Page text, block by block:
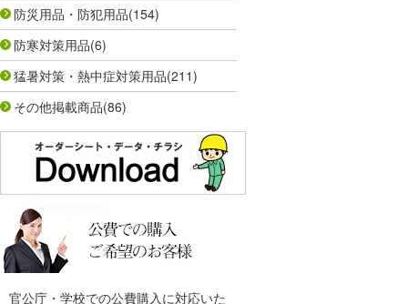
防災用品・防犯用品(154)
防寒対策用品(6)
猛暑対策・熱中症対策用品(211)
その他掲載商品(86)
官公庁・学校での公費購入に対応いた